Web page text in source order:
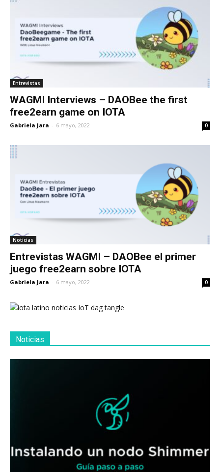
Entrevistas
WAGMI Interviews – DAOBee the first
free2earn game on IOTA
Gabriela Jara - 6 mayo, 2022 0
Noticias
Entrevistas WAGMI – DAOBee el primer
juego free2earn sobre IOTA
Gabriela Jara - 6 mayo, 2022 0
Noticias